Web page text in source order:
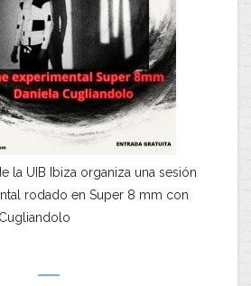
la UIB Ibiza organiza una sesión
rodado en Super 8 mm con